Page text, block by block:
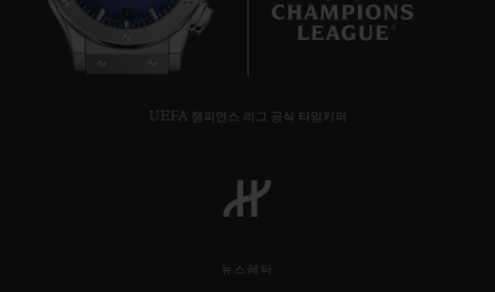
7
UEFA 챔피언스 리그 공식 타임키퍼
뉴스레터
연락처